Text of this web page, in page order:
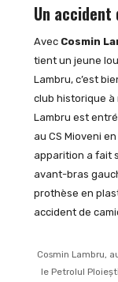
Un accident
Avec Cosmin
tient un jeune
Lambru, c’est
club historique à
Lambru est
au CS Mioveni
apparition a fait
avant-bras
prothèse en
accident de
Cosmin Lambru,
le Petrolul